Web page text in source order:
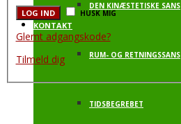
KONTAKT
DEN KINÆSTETISKE SANS
RUM- OG RETNINGSSANS
TIDSBEGREBET
HUSK MIG
Glemt adgangskode?
Tilmeld dig